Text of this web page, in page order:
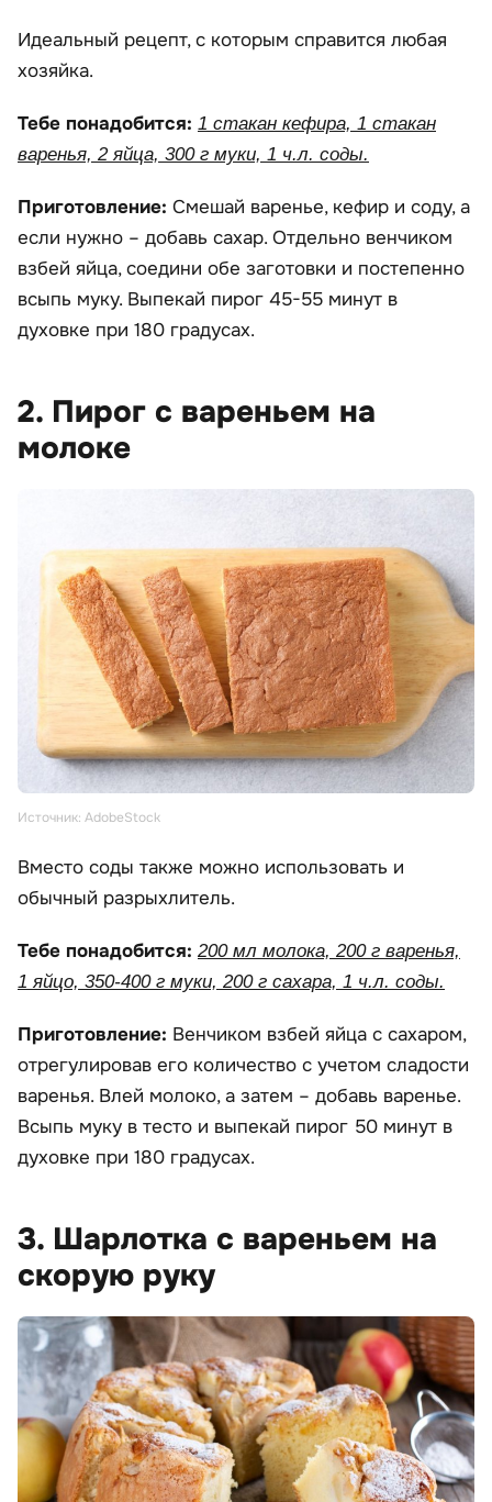
Идеальный рецепт, с которым справится любая
хозяйка.
Тебе понадобится: 1 стакан кефира, 1 стакан
варенья, 2 яйца, 300 г муки, 1 ч.л. соды.
Приготовление: Смешай варенье, кефир и соду, а
если нужно – добавь сахар. Отдельно венчиком
взбей яйца, соедини обе заготовки и постепенно
всыпь муку. Выпекай пирог 45-55 минут в
духовке при 180 градусах.
2. Пирог с вареньем на
молоке
Источник: AdobeStock
Вместо соды также можно использовать и
обычный разрыхлитель.
Тебе понадобится: 200 мл молока, 200 г варенья,
1 яйцо, 350-400 г муки, 200 г сахара, 1 ч.л. соды.
Приготовление: Венчиком взбей яйца с сахаром,
отрегулировав его количество с учетом сладости
варенья. Влей молоко, а затем – добавь варенье.
Всыпь муку в тесто и выпекай пирог 50 минут в
духовке при 180 градусах.
3. Шарлотка с вареньем на
скорую руку